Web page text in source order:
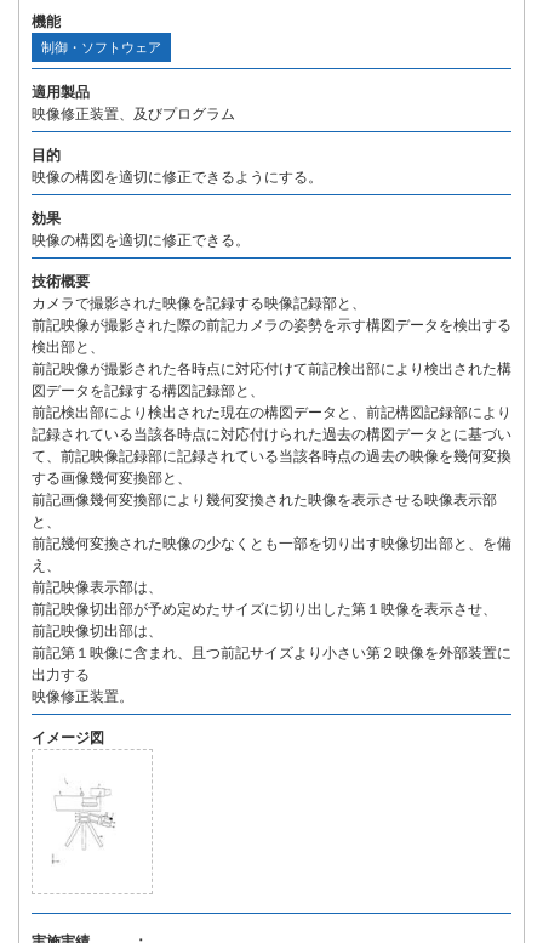
機能
制御・ソフトウェア
適用製品
映像修正装置、及びプログラム
目的
映像の構図を適切に修正できるようにする。
効果
映像の構図を適切に修正できる。
技術概要
カメラで撮影された映像を記録する映像記録部と、
前記映像が撮影された際の前記カメラの姿勢を示す構図データを検出する
検出部と、
前記映像が撮影された各時点に対応付けて前記検出部により検出された構
図データを記録する構図記録部と、
前記検出部により検出された現在の構図データと、前記構図記録部により
記録されている当該各時点に対応付けられた過去の構図データとに基づい
て、前記映像記録部に記録されている当該各時点の過去の映像を幾何変換
する画像幾何変換部と、
前記画像幾何変換部により幾何変換された映像を表示させる映像表示部
と、
前記幾何変換された映像の少なくとも一部を切り出す映像切出部と、を備
え、
前記映像表示部は、
前記映像切出部が予め定めたサイズに切り出した第１映像を表示させ、
前記映像切出部は、
前記第１映像に含まれ、且つ前記サイズより小さい第２映像を外部装置に
出力する
映像修正装置。
イメージ図